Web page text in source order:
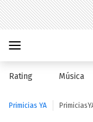
Rating Música
Primicias YA